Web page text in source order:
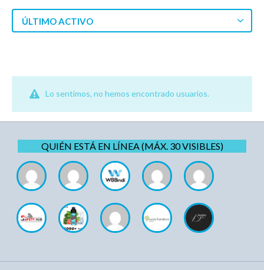
ÚLTIMO ACTIVO
Lo sentimos, no hemos encontrado usuarios.
QUIÉN ESTÁ EN LÍNEA (MÁX. 30 VISIBLES)